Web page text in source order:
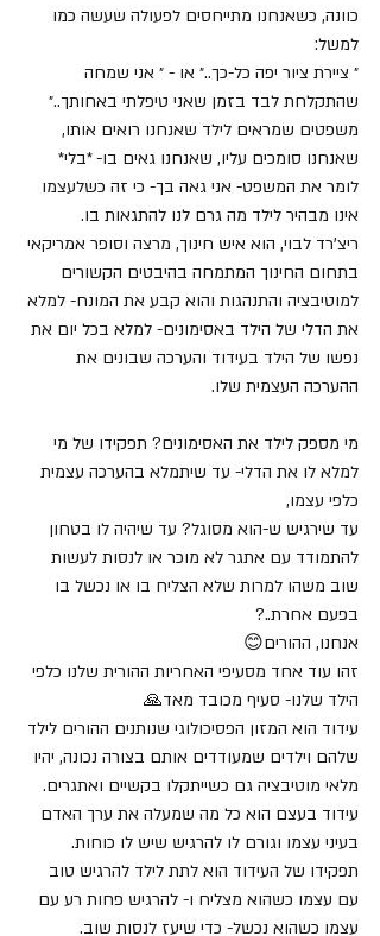
כוונה, כשאנחנו מתייחסים לפעולה שעשה כמו
למשל:
״ ציירת ציור יפה כל-כך..״ או - ״ אני שמחה
שהתקלחת לבד בזמן שאני טיפלתי באחותך..״
משפטים שמראים לילד שאנחנו רואים אותו,
שאנחנו סומכים עליו, שאנחנו גאים בו- *בלי*
לומר את המשפט- אני גאה בך- כי זה כשלעצמו
אינו מבהיר לילד מה גרם לנו להתגאות בו.
ריצ'רד לבוי, הוא איש חינוך, מרצה וסופר אמריקאי
בתחום החינוך המתמחה בהיבטים הקשורים
למוטיבציה והתנהגות והוא קבע את המונח- למלא
את הדלי של הילד באסימונים- למלא בכל יום את
נפשו של הילד בעידוד והערכה שבונים את
ההערכה העצמית שלו.
מי מספק לילד את האסימונים? תפקידו של מי
למלא לו את הדלי- עד שיתמלא בהערכה עצמית
כלפי עצמו,
עד שירגיש ש-הוא מסוגל? עד שיהיה לו בטחון
להתמודד עם אתגר לא מוכר או לנסות לעשות
שוב משהו למרות שלא הצליח בו או נכשל בו
בפעם אחרת..?
אנחנו, ההורים😊
זהו עוד אחד מסעיפי האחריות ההורית שלנו כלפי
הילד שלנו- סעיף מכובד מאד🙏
עידוד הוא המזון הפסיכולוגי שנותנים ההורים לילד
שלהם וילדים שמעודדים אותם בצורה נכונה, יהיו
מלאי מוטיבציה גם כשייתקלו בקשיים ואתגרים.
עידוד בעצם הוא כל מה שמעלה את ערך האדם
בעיני עצמו וגורם לו להרגיש שיש לו כוחות.
תפקידו של העידוד הוא לתת לילד להרגיש טוב
עם עצמו כשהוא מצליח ו- להרגיש פחות רע עם
עצמו כשהוא נכשל- כדי שיעז לנסות שוב.